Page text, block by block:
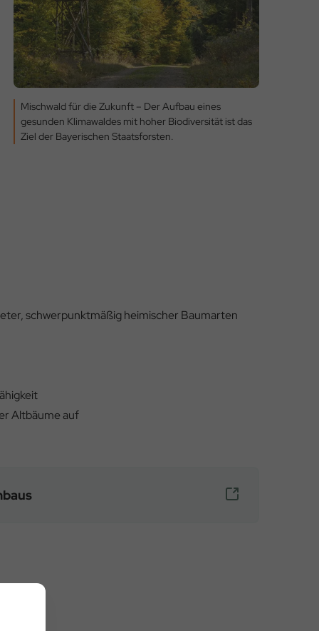
Mischwald für die Zukunft – Der Aufbau eines
gesunden Klimawaldes mit hoher Biodiversität ist das
Ziel der Bayerischen Staatsforsten.
schwerpunktmäßig heimischer Baumarten
Altbäume auf